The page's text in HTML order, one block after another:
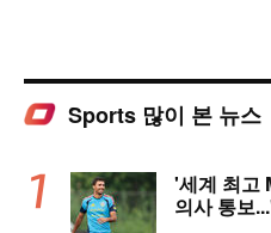
Sports 많이 본 뉴스
'세계 최고
의사 통보